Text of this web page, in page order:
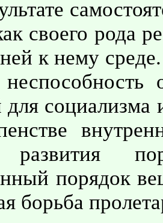
своего рода
к нему
социализма
развития
порядок
борьба